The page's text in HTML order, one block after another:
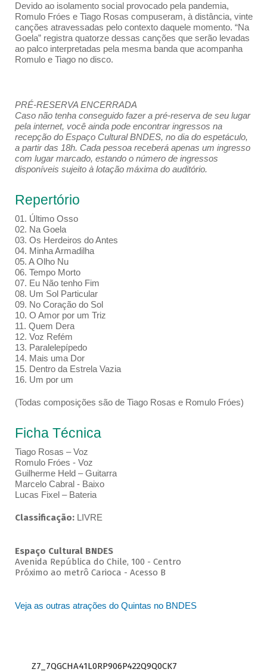
Devido ao isolamento social provocado pela pandemia,
Romulo Fróes e Tiago Rosas compuseram, à distância, vinte
canções atravessadas pelo contexto daquele momento. “Na
Goela” registra quatorze dessas canções que serão levadas
ao palco interpretadas pela mesma banda que acompanha
Romulo e Tiago no disco.
PRÉ-RESERVA ENCERRADA
Caso não tenha conseguido fazer a pré-reserva de seu lugar
pela internet, você ainda pode encontrar ingressos na
recepção do Espaço Cultural BNDES, no dia do espetáculo,
a partir das 18h. Cada pessoa receberá apenas um ingresso
com lugar marcado, estando o número de ingressos
disponíveis sujeito à lotação máxima do auditório.
Repertório
01. Último Osso
02. Na Goela
03. Os Herdeiros do Antes
04. Minha Armadilha
05. A Olho Nu
06. Tempo Morto
07. Eu Não tenho Fim
08. Um Sol Particular
09. No Coração do Sol
10. O Amor por um Triz
11. Quem Dera
12. Voz Refém
13. Paralelepípedo
14. Mais uma Dor
15. Dentro da Estrela Vazia
16. Um por um
(Todas composições são de Tiago Rosas e Romulo Fróes)
Ficha Técnica
Tiago Rosas – Voz
Romulo Fróes - Voz
Guilherme Held – Guitarra
Marcelo Cabral - Baixo
Lucas Fixel – Bateria
Classificação: LIVRE
Espaço Cultural BNDES
Avenida República do Chile, 100 - Centro
Próximo ao metrô Carioca - Acesso B
Veja as outras atrações do Quintas no BNDES
Z7_7QGCHA41L0RP906P422Q9Q0CK7